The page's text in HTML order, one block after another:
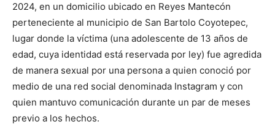
2024, en un domicilio ubicado en Reyes Mantecón
perteneciente al municipio de San Bartolo Coyotepec,
lugar donde la víctima (una adolescente de 13 años de
edad, cuya identidad está reservada por ley) fue agredida
de manera sexual por una persona a quien conoció por
medio de una red social denominada Instagram y con
quien mantuvo comunicación durante un par de meses
previo a los hechos.